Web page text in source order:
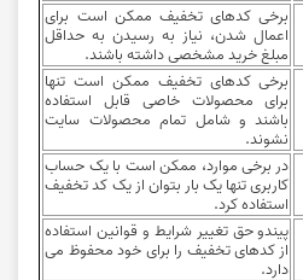
برخی کدهای تخفیف ممکن است برای
اعمال شدن، نیاز به رسیدن به حداقل
مبلغ خرید مشخصی داشته باشند.
برخی کدهای تخفیف ممکن است تنها
برای محصولات خاصی قابل استفاده
باشند و شامل تمام محصولات سایت
نشوند.
در برخی موارد، ممکن است با یک حساب
کاربری تنها یک ‌بار بتوان از یک کد تخفیف
استفاده کرد.
پیندو حق تغییر شرایط و قوانین استفاده
از کدهای تخفیف را برای خود محفوظ می
‌دارد.